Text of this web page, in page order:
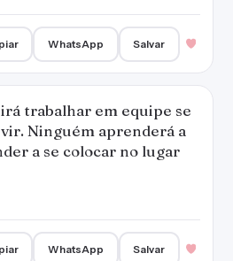
WhatsApp Salvar
trabalhar em equipe se
Ninguém aprenderá a
a se colocar no lugar
WhatsApp Salvar